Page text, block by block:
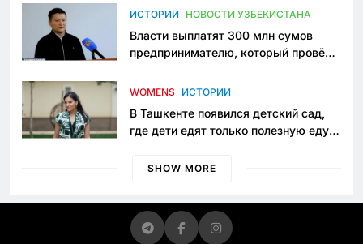
пространство
ИСТОРИИ НОВОСТИ УЗБЕКИСТАНА
Власти выплатят 300 млн сумов
предпринимателю, который провёл
приговору
WOMENS ИСТОРИИ
В Ташкенте появился детский сад,
где дети едят только полезную еду.
просить «кашу без сахара»
SHOW MORE